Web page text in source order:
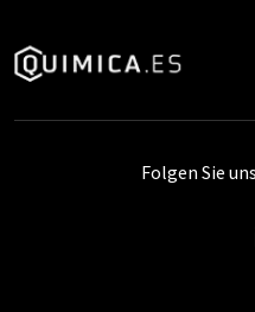
Folgen Sie